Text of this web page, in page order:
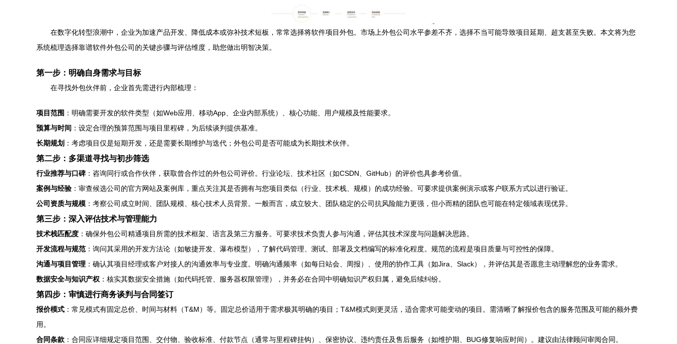
在数字化转型浪潮中，企业为加速产品开发、降低成本或弥补技术短板，常常选择将软件项目外包。市场上外包公司水平参差不齐，选择不当可能导致项目延期、超支甚至失败。本文将为您
系统梳理选择靠谱软件外包公司的关键步骤与评估维度，助您做出明智决策。
第一步：明确自身需求与目标
在寻找外包伙伴前，企业首先需进行内部梳理：
项目范围 ：明确需要开发的软件类型（如Web应用、移动App、企业内部系统）、核心功能、用户规模及性能要求。
预算与时间 ：设定合理的预算范围与项目里程碑，为后续谈判提供基准。
长期规划 ：考虑项目仅是短期开发，还是需要长期维护与迭代；外包公司是否可能成为长期技术伙伴。
第二步：多渠道寻找与初步筛选
行业推荐与口碑 ：咨询同行或合作伙伴，获取曾合作过的外包公司评价。行业论坛、技术社区（如CSDN、GitHub）的评价也具参考价值。
案例与经验 ：审查候选公司的官方网站及案例库，重点关注其是否拥有与您项目类似（行业、技术栈、规模）的成功经验。可要求提供案例演示或客户联系方式以进行验证。
公司资质与规模 ：考察公司成立时间、团队规模、核心技术人员背景。一般而言，成立较大、团队稳定的公司抗风险能力更强，但小而精的团队也可能在特定领域表现优异。
第三步：深入评估技术与管理能力
技术栈匹配度 ：确保外包公司精通项目所需的技术框架、语言及第三方服务。可要求技术负责人参与沟通，评估其技术深度与问题解决思路。
开发流程与规范 ：询问其采用的开发方法论（如敏捷开发、瀑布模型），了解代码管理、测试、部署及文档编写的标准化程度。规范的流程是项目质量与可控性的保障。
沟通与项目管理 ：确认其项目经理或客户对接人的沟通效率与专业度。明确沟通频率（如每日站会、周报）、使用的协作工具（如Jira、Slack），并评估其是否愿意主动理解您的业务需求。
数据安全与知识产权 ：核实其数据安全措施（如代码托管、服务器权限管理），并务必在合同中明确知识产权归属，避免后续纠纷。
第四步：审慎进行商务谈判与合同签订
报价模式 ：常见模式有固定总价、时间与材料（T&M）等。固定总价适用于需求极其明确的项目；T&M模式则更灵活，适合需求可能变动的项目。需清晰了解报价包含的服务范围及可能的额外费
用。
合同条款 ：合同应详细规定项目范围、交付物、验收标准、付款节点（通常与里程碑挂钩）、保密协议、违约责任及售后服务（如维护期、BUG修复响应时间）。建议由法律顾问审阅合同。